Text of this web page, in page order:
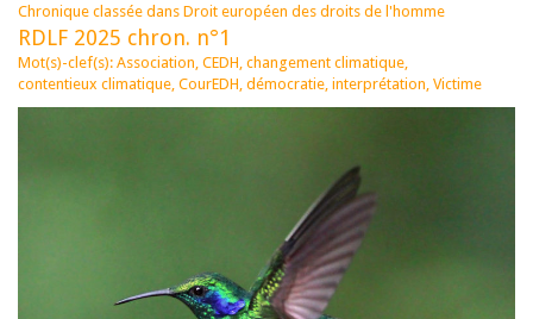
Chronique classée dans Droit européen des droits de l'homme
RDLF 2025 chron. n°1
Mot(s)-clef(s): Association, CEDH, changement climatique,
contentieux climatique, CourEDH, démocratie, interprétation, Victime